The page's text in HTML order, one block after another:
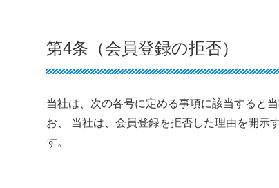
第4条（会員登録の拒否）
当社は、次の各号に定める事項に該当すると
お、 当社は、会員登録を拒否した理由を開示
す。